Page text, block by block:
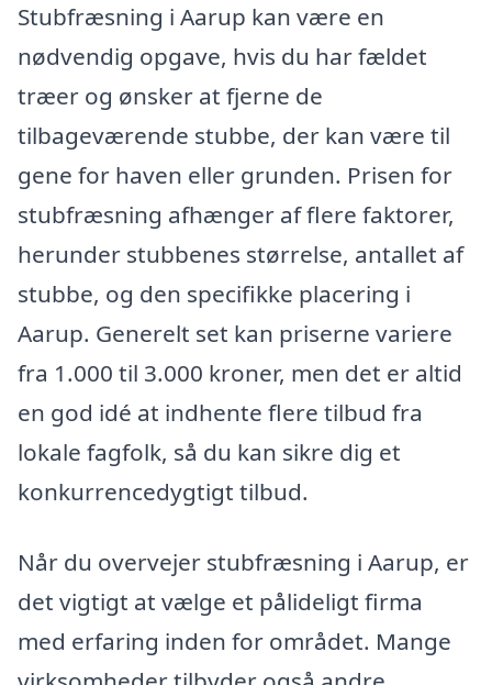
Stubfræsning i Aarup kan være en
nødvendig opgave, hvis du har fældet
træer og ønsker at fjerne de
tilbageværende stubbe, der kan være til
gene for haven eller grunden. Prisen for
stubfræsning afhænger af flere faktorer,
herunder stubbenes størrelse, antallet af
stubbe, og den specifikke placering i
Aarup. Generelt set kan priserne variere
fra 1.000 til 3.000 kroner, men det er altid
en god idé at indhente flere tilbud fra
lokale fagfolk, så du kan sikre dig et
konkurrencedygtigt tilbud.
Når du overvejer stubfræsning i Aarup, er
det vigtigt at vælge et pålideligt firma
med erfaring inden for området. Mange